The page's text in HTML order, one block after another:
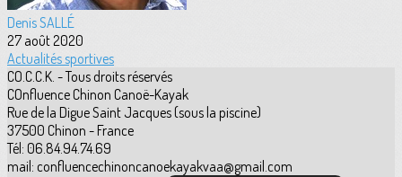
Denis SALLÉ
27 août 2020
Actualités sportives
CO.C.C.K. - Tous droits réservés
COnfluence Chinon Canoë-Kayak
Rue de la Digue Saint Jacques (sous la piscine)
37500 Chinon - France
Tél: 06.84.94.74.69
mail: confluencechinoncanoekayakvaa@gmail.com